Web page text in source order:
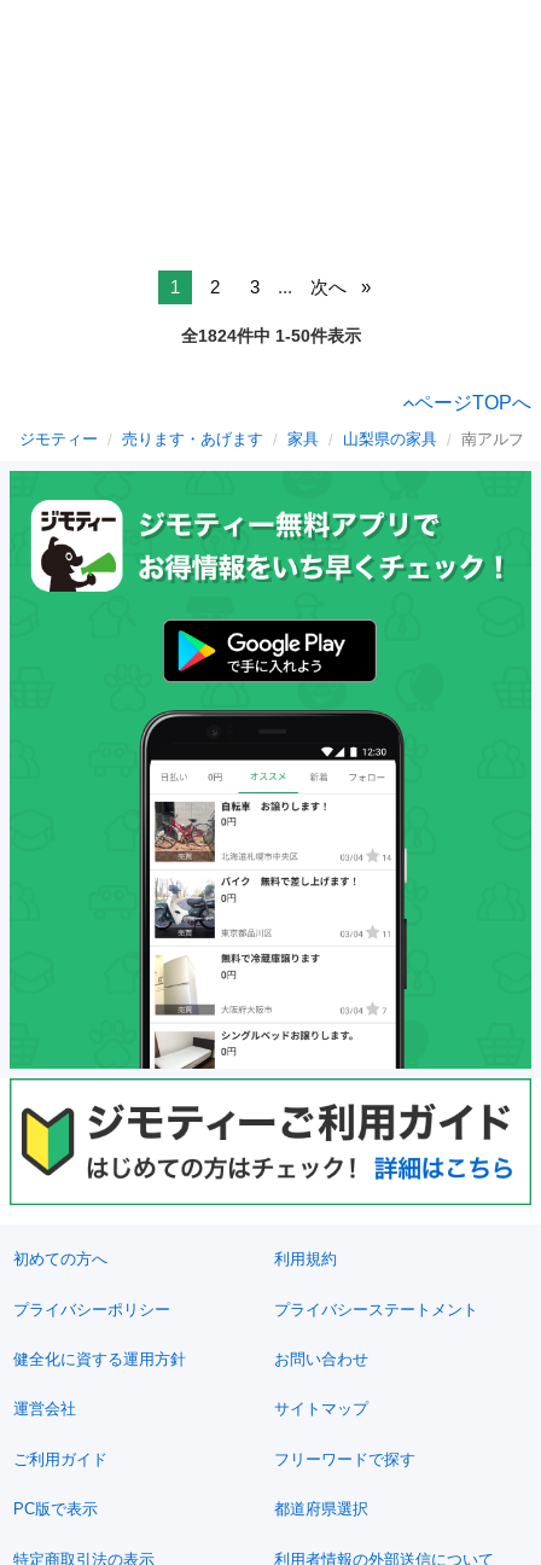
1 2 3 ... 次へ
全1824件中 1-50件表示
ページTOPへ
ジモティー 売ります・あげます 家具 山梨県の家具 南アルプ
初めての方へ 利用規約
プライバシーポリシー プライバシーステートメント
健全化に資する運用方針 お問い合わせ
運営会社 サイトマップ
ご利用ガイド フリーワードで探す
PC版で表示 都道府県選択
特定商取引法の表示 利用者情報の外部送信について